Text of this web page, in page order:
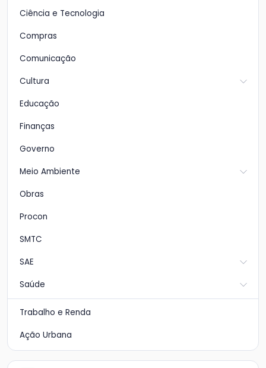
Ciência e Tecnologia
Compras
Comunicação
Cultura
Educação
Finanças
Governo
Meio Ambiente
Obras
Procon
SMTC
SAE
Saúde
Trabalho e Renda
Ação Urbana